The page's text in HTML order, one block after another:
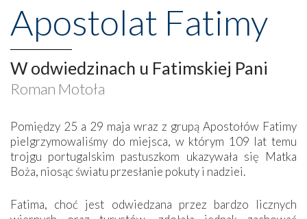
Apostolat Fatimy
W odwiedzinach u Fatimskiej Pani
Roman Motoła
Pomiędzy 25 a 29 maja wraz z grupą Apostołów Fatimy
pielgrzymowaliśmy do miejsca, w którym 109 lat temu
trojgu portugalskim pastuszkom ukazywała się Matka
Boża, niosąc światu przesłanie pokuty i nadziei.
Fatima, choć jest odwiedzana przez bardzo licznych